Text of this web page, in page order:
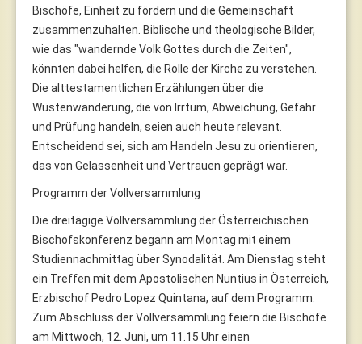
Bischöfe, Einheit zu fördern und die Gemeinschaft
zusammenzuhalten. Biblische und theologische Bilder,
wie das "wandernde Volk Gottes durch die Zeiten",
könnten dabei helfen, die Rolle der Kirche zu verstehen.
Die alttestamentlichen Erzählungen über die
Wüstenwanderung, die von Irrtum, Abweichung, Gefahr
und Prüfung handeln, seien auch heute relevant.
Entscheidend sei, sich am Handeln Jesu zu orientieren,
das von Gelassenheit und Vertrauen geprägt war.
Programm der Vollversammlung
Die dreitägige Vollversammlung der Österreichischen
Bischofskonferenz begann am Montag mit einem
Studiennachmittag über Synodalität. Am Dienstag steht
ein Treffen mit dem Apostolischen Nuntius in Österreich,
Erzbischof Pedro Lopez Quintana, auf dem Programm.
Zum Abschluss der Vollversammlung feiern die Bischöfe
am Mittwoch, 12. Juni, um 11.15 Uhr einen